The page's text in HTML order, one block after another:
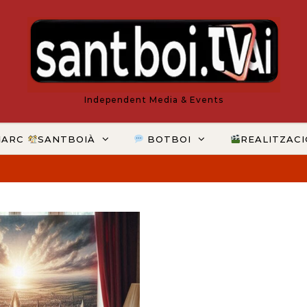
Independent Media & Events
SANTBOIÀ BOTBOI